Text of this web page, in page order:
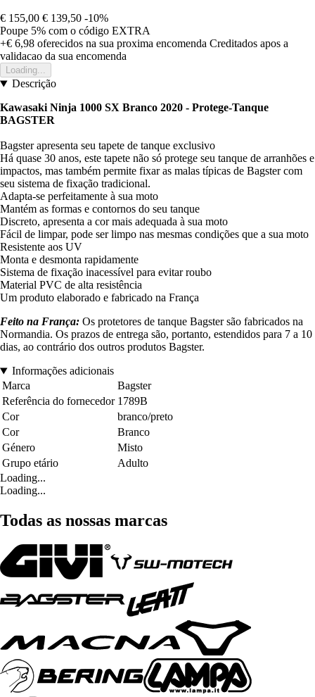
€ 155,00 € 139,50 -10%
Poupe 5% com o código EXTRA
+€ 6,98 oferecidos na sua proxima encomenda Creditados apos a
validacao da sua encomenda
Loading...
Descrição
Kawasaki Ninja 1000 SX Branco 2020 - Protege-Tanque
BAGSTER
Bagster apresenta seu tapete de tanque exclusivo
Há quase 30 anos, este tapete não só protege seu tanque de arranhões e
impactos, mas também permite fixar as malas típicas de Bagster com
seu sistema de fixação tradicional.
Adapta-se perfeitamente à sua moto
Mantém as formas e contornos do seu tanque
Discreto, apresenta a cor mais adequada à sua moto
Fácil de limpar, pode ser limpo nas mesmas condições que a sua moto
Resistente aos UV
Monta e desmonta rapidamente
Sistema de fixação inacessível para evitar roubo
Material PVC de alta resistência
Um produto elaborado e fabricado na França
Feito na França: Os protetores de tanque Bagster são fabricados na
Normandia. Os prazos de entrega são, portanto, estendidos para 7 a 10
dias, ao contrário dos outros produtos Bagster.
Informações adicionais
Marca
Bagster
Referência do fornecedor 1789B
Cor
branco/preto
Cor
Branco
Género
Misto
Grupo etário
Adulto
Loading...
Loading...
Todas as nossas marcas